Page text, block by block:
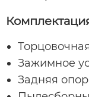
Зажимное
Задняя